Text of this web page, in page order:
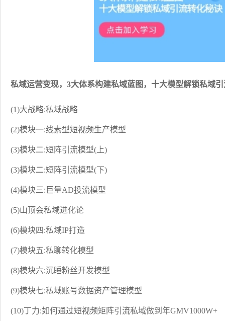
私域运营变现，3大体系构建私域蓝图，十大模型解锁私域
(1)大战略:私域战略
(2)模块一:线素型短视频生产模型
(3)模块二:短阵引流模型(上)
(3)模块二:短阵引流模型(下)
(4)模块三:巨量AD投流模型
(5)山顶会私域进化论
(6)模块四:私域IP打造
(7)模块五:私聊转化模型
(8)模块六:沉睡粉丝开发模型
(9)模块七:私域账号数据资产管理模型
(10)丁力:如何通过短视频矩阵引流私域做到年GMV1000W+